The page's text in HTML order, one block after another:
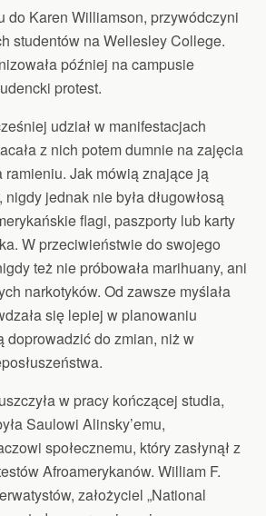
do Karen Williamson, przywódczyni
studentów na Wellesley College.
później na campusie
protest.
udział w manifestacjach
z nich potem dumnie na zajęcia
ramieniu. Jak mówią znające ją
jednak nie była długowłosą
flagi, paszporty lub karty
W przeciwieństwie do swojego
też nie próbowała marihuany, ani
narkotyków. Od zawsze myślała
się lepiej w planowaniu
doprowadzić do zmian, niż w
w pracy kończącej studia,
Saulowi Alinsky’emu,
społecznemu, który zasłynął z
Afroamerykanów. William F.
założyciel „National